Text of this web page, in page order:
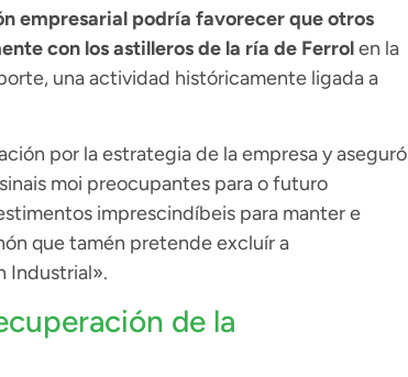
empresarial podría favorecer que otros
con los astilleros de la ría de Ferrolen la
una actividad históricamente ligada a
por la estrategia de la empresa y aseguró
moi preocupantes para o futuro
imprescindíbeis para manter e
que tamén pretende excluír a
Industrial».
de la